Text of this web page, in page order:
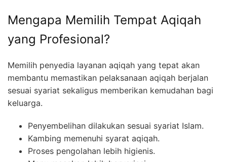
Mengapa Memilih Tempat Aqiqah
yang Profesional?
Memilih penyedia layanan aqiqah yang tepat akan
membantu memastikan pelaksanaan aqiqah berjalan
sesuai syariat sekaligus memberikan kemudahan bagi
keluarga.
Penyembelihan dilakukan sesuai syariat Islam.
Kambing memenuhi syarat aqiqah.
Proses pengolahan lebih higienis.